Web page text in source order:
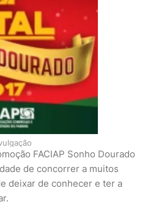
FACIAP Sonho Dourado
de concorrer a muitos
deixar de conhecer e ter a